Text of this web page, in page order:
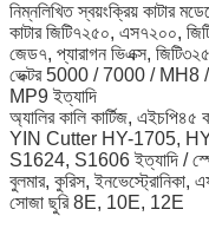
নিম্নলিখিত স্বয়ংক্রিয় কাটার
কাটার জিটি৭২৫০, এস৭২০০,
জেড৭, প্যারাগন ভিএক্স,
ভেক্টর 5000 / 7000 /
MP9 ইত্যাদি
অ্যালির কালি কার্টিজ, এইচপি৪৫
YIN Cutter HY-1705,
S1624, S1606 ইত্যাদি /
বুলমার, কুরিস, ইনভেস্ট্রোনিকা,
সোজা ছুরি 8E, 10E, 12E